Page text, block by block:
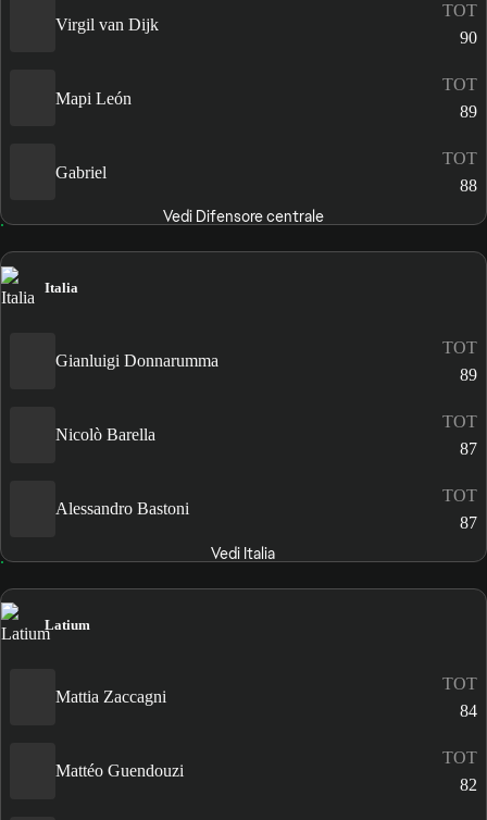
Virgil van Dijk
TOT
90
Mapi León
TOT
89
Gabriel
TOT
88
Vedi Difensore centrale
Italia
Gianluigi Donnarumma
TOT
89
Nicolò Barella
TOT
87
Alessandro Bastoni
TOT
87
Vedi Italia
Latium
Mattia Zaccagni
TOT
84
Mattéo Guendouzi
TOT
82